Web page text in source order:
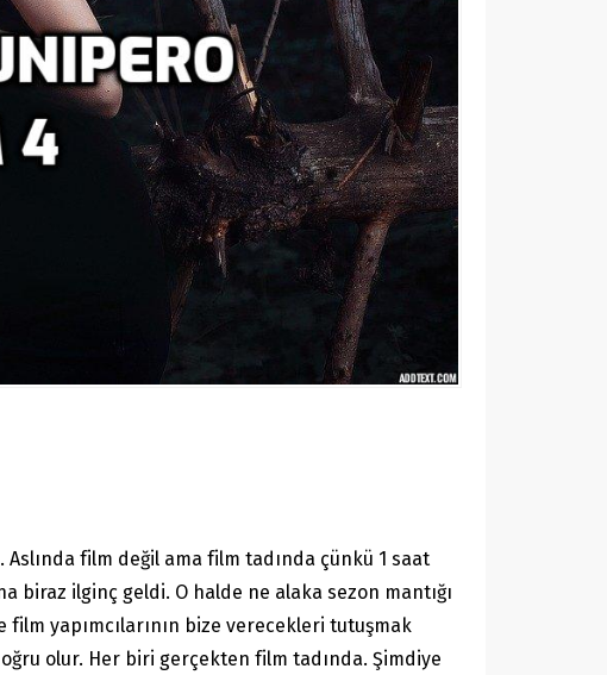
film değil ama film tadında çünkü 1 saat
biraz ilginç geldi. O halde ne alaka sezon mantığı
yapımcılarının bize verecekleri tutuşmak
olur. Her biri gerçekten film tadında. Şimdiye